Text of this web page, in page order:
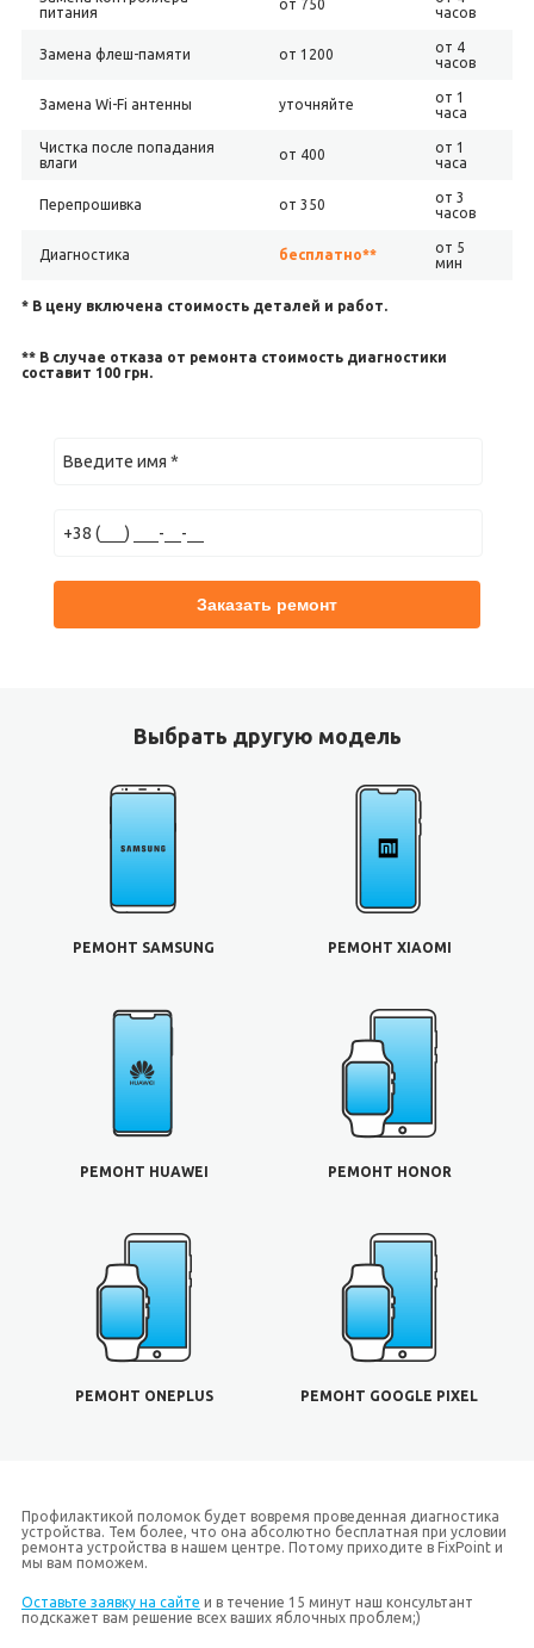
питания
от 750
часов
Замена флеш-памяти от 1200
от 4
часов
Замена Wi-Fi антенны уточняйте
от 1
часа
Чистка после попадания
влаги
от 400
от 1
часа
Перепрошивка от 350
от 3
часов
Диагностика бесплатно**
от 5
мин
* В цену включена стоимость деталей и работ.
** В случае отказа от ремонта стоимость диагностики
составит 100 грн.
Выбрать другую модель
РЕМОНТ SAMSUNG РЕМОНТ XIAOMI
РЕМОНТ HUAWEI РЕМОНТ HONOR
РЕМОНТ ONEPLUS РЕМОНТ GOOGLE PIXEL
Профилактикой поломок будет вовремя проведенная диагностика
устройства. Тем более, что она абсолютно бесплатная при условии
ремонта устройства в нашем центре. Потому приходите в FixPoint и
мы вам поможем.
Оставьте заявку на сайте и в течение 15 минут наш консультант
подскажет вам решение всех ваших яблочных проблем;)